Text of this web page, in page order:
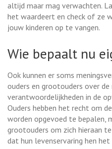
altijd maar mag verwachten.
het waardeert en check of ze
jouw kinderen op te vangen.
Wie bepaalt nu
Ook kunnen er soms
ouders en grootouders over de
verantwoordelijkheden in de
Ouders hebben het recht om
worden opgevoed te bepalen,
grootouders om zich hieraan
dat hun levenservaring hen